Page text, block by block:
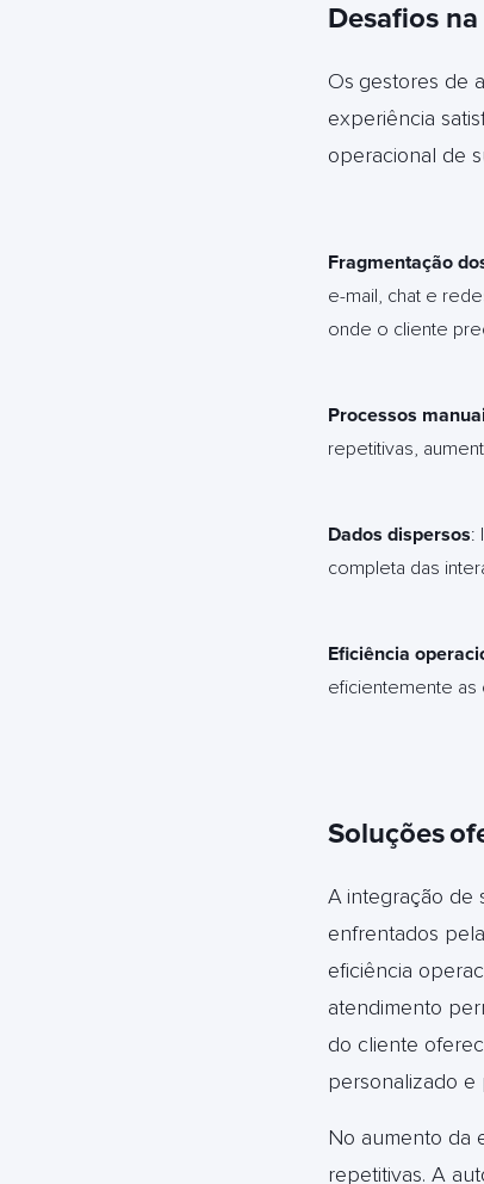
Desafios
Os gestores de
experiência
operacional de
Fragmentação
e-mail, chat e
onde o cliente
Processos
repetitivas,
Dados dispersos:
completa das
Eficiência
eficientemente
Soluções
A integração de
enfrentados
eficiência
atendimento
do cliente
personalizado e
No aumento da
repetitivas. A